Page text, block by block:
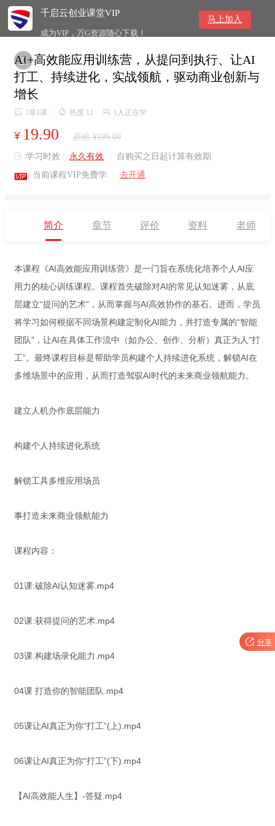
千启云创业课堂VIP
成为VIP，万G资源随心下载！
马上加入

AI+高效能应用训练营，从提问到执行、让AI
打工、持续进化，实战领航，驱动商业创新与
增长
 1章1课  热度 12  1人正在学
¥ 19.90 原价 ¥199.00
 学习时效 : 永久有效 自购买之日起计算有效期
 当前课程VIP免费学 去开通
简介 章节 评价 资料 老师
本课程《AI高效能应用训练营》是一门旨在系统化培养个人AI应
用力的核心训练课程。课程首先破除对AI的常见认知迷雾，从底
层建立“提问的艺术”，从而掌握与AI高效协作的基石。进而，学员
将学习如何根据不同场景构建定制化AI能力，并打造专属的“智能
团队”，让AI在具体工作流中（如办公、创作、分析）真正为人“打
工”。最终课程目标是帮助学员构建个人持续进化系统，解锁AI在
多维场景中的应用，从而打造驾驭AI时代的未来商业领航能力。
建立人机办作底层能力
构建个人持续进化系统
解锁工具多维应用场员
事打造未来商业领航能力
课程内容：
01课:破除AI认知迷雾.mp4
02课:获得提问的艺术.mp4
03课:构建场录化能力.mp4
04课 打造你的智能团队.mp4
05课让AI真正为你“打工”(上).mp4
06课让AI真正为你“打工”(下).mp4
【AI高效能人生】-答疑.mp4
 分享